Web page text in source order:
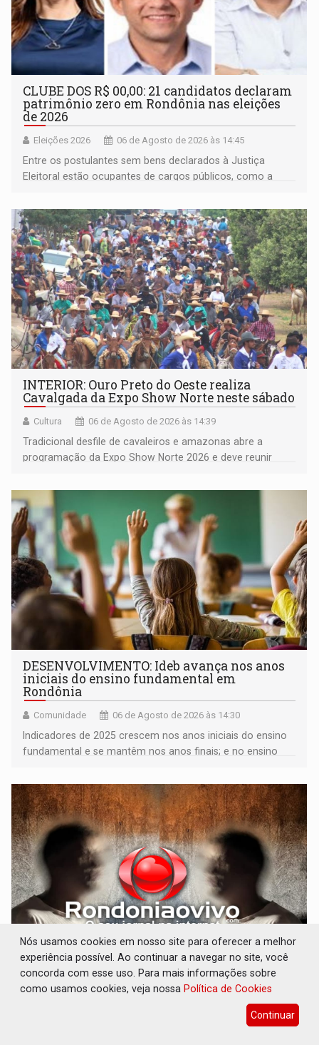
CLUBE DOS R$ 00,00: 21 candidatos declaram
patrimônio zero em Rondônia nas eleições
de 2026
Eleições 2026 06 de Agosto de 2026 às 14:45
Entre os postulantes sem bens declarados à Justiça
Eleitoral estão ocupantes de cargos públicos, como a
Pedro Geovar (PP) e a vice-prefeita Magna dos Anjos
(NOVO)
INTERIOR: Ouro Preto do Oeste realiza
Cavalgada da Expo Show Norte neste sábado
Cultura 06 de Agosto de 2026 às 14:39
Tradicional desfile de cavaleiros e amazonas abre a
programação da Expo Show Norte 2026 e deve reunir
DESENVOLVIMENTO: Ideb avança nos anos
iniciais do ensino fundamental em
Rondônia
Comunidade 06 de Agosto de 2026 às 14:30
Indicadores de 2025 crescem nos anos iniciais do ensino
fundamental e se mantêm nos anos finais; e no ensino
VULGO 'UNIÃO': Chefe de facção criminosa é
preso durante operação policial
06 de Agosto de 2026 às 14:11
Nós usamos cookies em nosso site para oferecer a melhor
experiência possível. Ao continuar a navegar no site, você
concorda com esse uso. Para mais informações sobre
como usamos cookies, veja nossa Política de Cookies
Continuar